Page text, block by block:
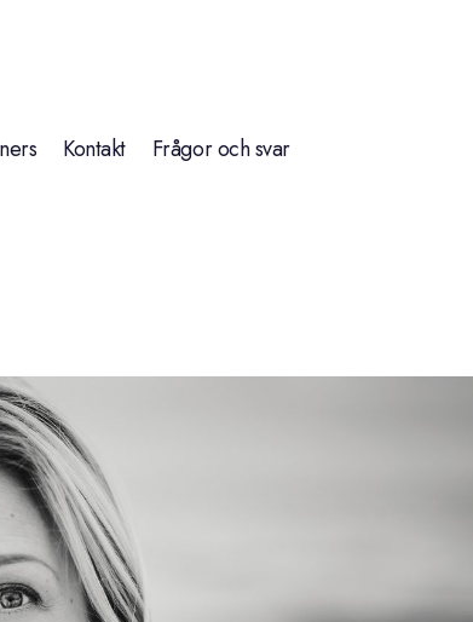
Kontakt Frågor och svar